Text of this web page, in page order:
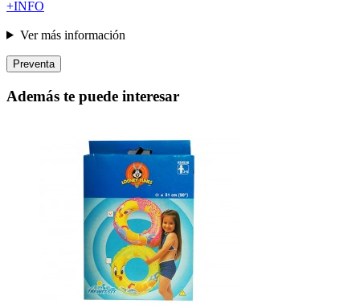
+INFO
Ver más información
Preventa
Además te puede interesar